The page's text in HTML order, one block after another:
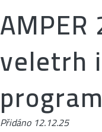
veletrh
Přidáno 12.12.25